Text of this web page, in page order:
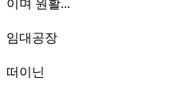
이며 원활...
임대공장
떠이닌